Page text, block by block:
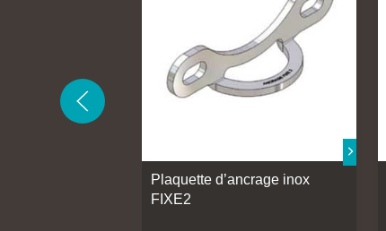
Plaquette d’ancrage inox
FIXE2